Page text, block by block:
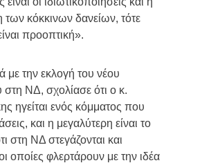
των κόκκινων δανείων, τότε
προοπτική».
με την εκλογή του νέου
ΝΔ, σχολίασε ότι ο κ.
ηγείται ενός κόμματος που
και η μεγαλύτερη είναι το
στη ΝΔ στεγάζονται και
οποίες φλερτάρουν με την ιδέα